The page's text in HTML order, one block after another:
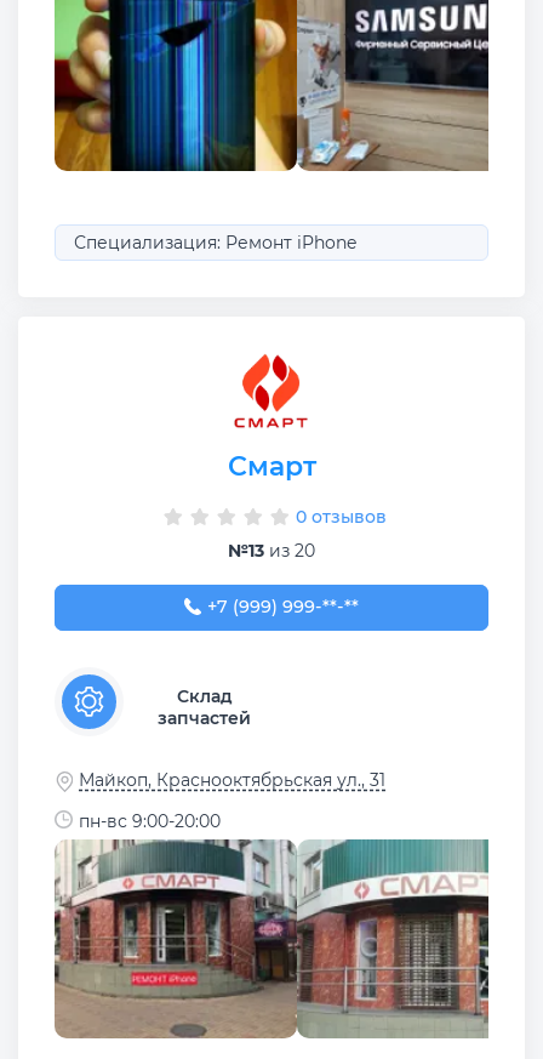
Специализация: Ремонт iPhone
Смарт
0 отзывов
№13 из 20
+7 (999) 999-99-99
+7 (999) 999-**-**
Склад
запчастей
Майкоп, Краснооктябрьская ул., 31
пн-вс 9:00-20:00